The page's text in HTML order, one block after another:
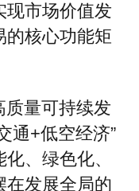
现市场价值发
的核心功能矩
质量可持续发
通+低空经济”
、绿色化、
在发展全局的